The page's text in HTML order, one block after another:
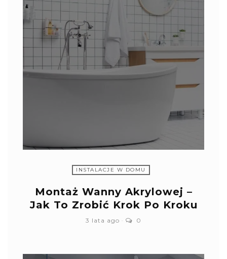
INSTALACJE W DOMU
Montaż Wanny Akrylowej –
Jak To Zrobić Krok Po Kroku
3 lata ago 0